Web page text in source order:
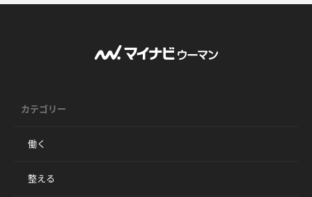
カテゴリー
働く
整える